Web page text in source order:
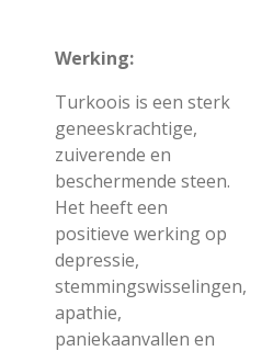
Werking:
Turkoois is een sterk
geneeskrachtige,
zuiverende en
beschermende steen.
Het heeft een
positieve werking op
depressie,
stemmingswisselingen,
apathie,
paniekaanvallen en